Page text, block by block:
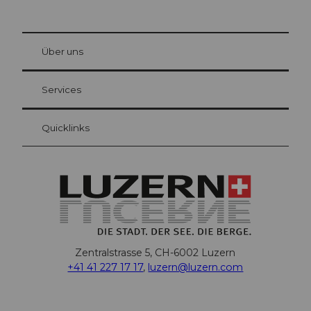
Gästekarte Luzern
Ihre Vorteile als Übernachtungsgast
at Bre
Über uns
Services
Quicklinks
Zentralstrasse 5, CH-6002 Luzern
+41 41 227 17 17, luzern@luzern.com